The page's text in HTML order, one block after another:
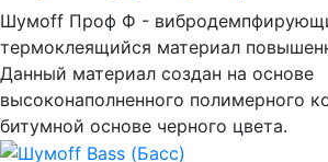
Шумоff Проф Ф -
термоклеящийся материал
Данный материал создан на основе
высоконаполненного полимерного
битумной основе черного цвета.